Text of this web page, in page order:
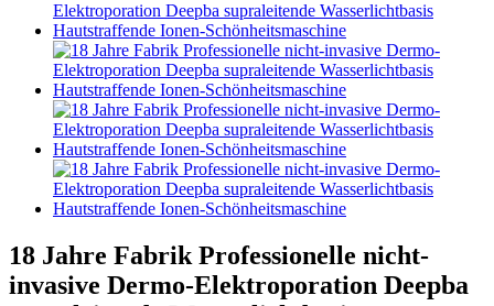
18 Jahre Fabrik Professionelle nicht-
invasive Dermo-Elektroporation Deepba